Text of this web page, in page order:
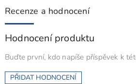
Recenze a hodnocení
Hodnocení produktu
Buďte první, kdo napíše příspěvek k
PŘIDAT HODNOCENÍ